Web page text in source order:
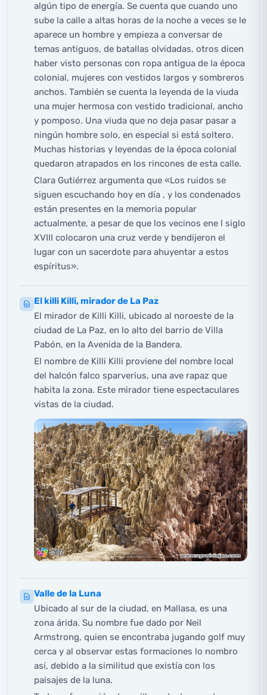
algún tipo de energía. Se cuenta que cuando uno
sube la calle a altas horas de la noche a veces se le
aparece un hombre y empieza a conversar de
temas antiguos, de batallas olvidadas, otros dicen
haber visto personas con ropa antigua de la época
colonial, mujeres con vestidos largos y sombreros
anchos. También se cuenta la leyenda de la viuda
una mujer hermosa con vestido tradicional, ancho
y pomposo. Una viuda que no deja pasar pasar a
ningún hombre solo, en especial si está soltero.
Muchas historias y leyendas de la época colonial
quedaron atrapados en los rincones de esta calle.
Clara Gutiérrez argumenta que «Los ruidos se
siguen escuchando hoy en día , y los condenados
están presentes en la memoria popular
actualmente, a pesar de que los vecinos ene l siglo
XVIII colocaron una cruz verde y bendijeron el
lugar con un sacerdote para ahuyentar a estos
espíritus».
El killi Killi, mirador de La Paz
El mirador de Killi Killi, ubicado al noroeste de la
ciudad de La Paz, en lo alto del barrio de Villa
Pabón, en la Avenida de la Bandera.
El nombre de Killi Killi proviene del nombre local
del halcón falco sparverius, una ave rapaz que
habita la zona. Este mirador tiene espectaculares
vistas de la ciudad.
Valle de la Luna
Ubicado al sur de la ciudad, en Mallasa, es una
zona árida. Su nombre fue dado por Neil
Armstrong, quien se encontraba jugando golf muy
cerca y al observar estas formaciones lo nombro
así, debido a la similitud que existía con los
paisajes de la luna.